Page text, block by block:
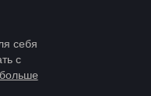
себя
с